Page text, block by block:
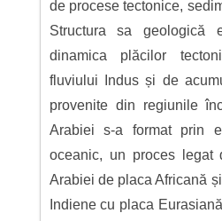
de procese tectonice,
Structura sa geologică
dinamica plăcilor
fluviului Indus și de
provenite din regiunile
Arabiei s-a format prin
oceanic, un proces legat
Arabiei de placa Africană
Indiene cu placa